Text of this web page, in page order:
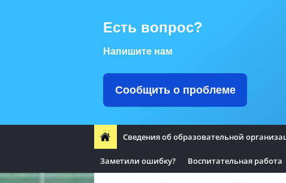
Есть вопрос?
Напишите нам
Сообщить о проблеме
Сведения об образовательной
Заметили ошибку? Воспитательная работа